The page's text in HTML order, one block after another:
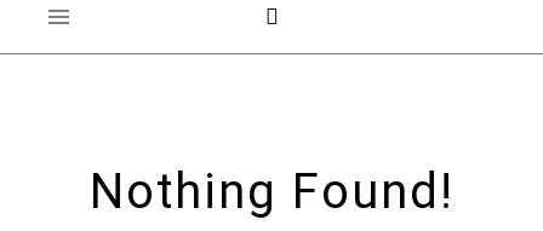
Nothing Found!